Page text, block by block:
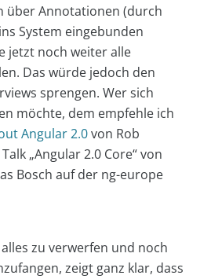
über Annotationen (durch
System eingebunden
jetzt noch weiter alle
Das würde jedoch den
sprengen. Wer sich
möchte, dem empfehle ich
Angular 2.0von Rob
„Angular 2.0 Core“ von
Bosch auf der ng-europe
zu verwerfen und noch
zeigt ganz klar, dass